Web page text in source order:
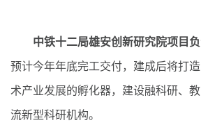
中铁十二局雄安创新研究院项目负
预计今年年底完工交付，建成后将打
术产业发展的孵化器，建设融科研、
流新型科研机构。